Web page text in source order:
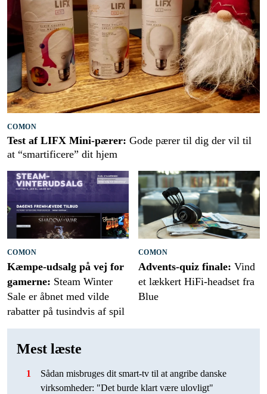
COMON
Test af LIFX Mini-pærer: Gode pærer til dig der vil til
at “smartificere” dit hjem
COMON
Kæmpe-udsalg på vej for
gamerne: Steam Winter
Sale er åbnet med vilde
rabatter på tusindvis af spil
COMON
Advents-quiz finale: Vind
et lækkert HiFi-headset fra
Blue
Mest læste
1
Sådan misbruges dit smart-tv til at angribe danske
virksomheder: "Det burde klart være ulovligt"